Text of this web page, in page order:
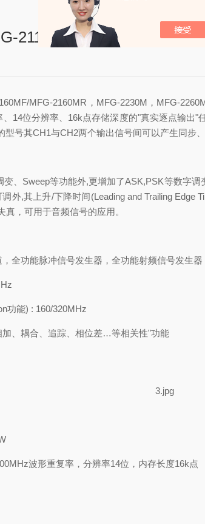
2110/2120/2120MA/
MFG-2160MR，MFG-2230M，MFG-
14位分辨率、 16k点存储深度的"真实逐点输出"
型号其CH1与CH2两个输出信号间可以产生同步
、 Sweep等功能外,更增加了ASK,PSK等数字调
调外,其上升/下降时间(Leading and Trailing Edge
真，可用于音频信号的应用。
全功能脉冲信号发生器，全功能射频信号发生器
功能) : 160/320MHz
加、耦合、追踪、相位差…等相关性"功能
波形重复率，分辨率14位，内存长度16k点